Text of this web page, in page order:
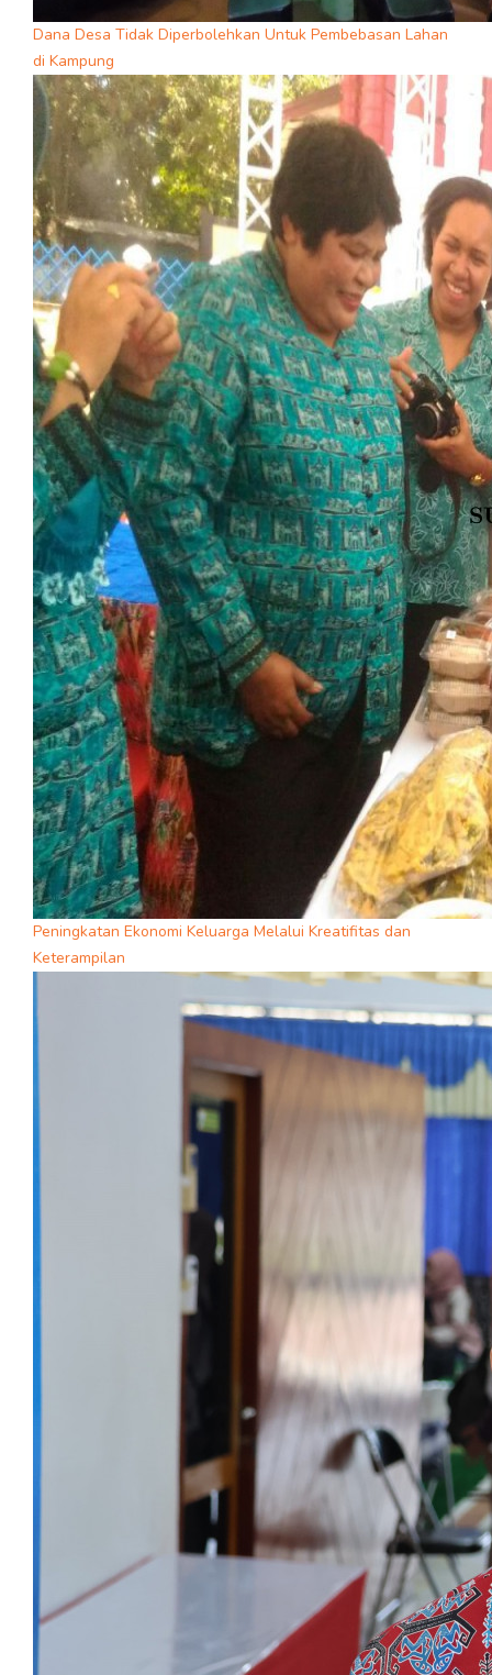
Dana Desa Tidak Diperbolehkan Untuk Pembebasan Lahan
di Kampung
Peningkatan Ekonomi Keluarga Melalui Kreatifitas dan
Keterampilan